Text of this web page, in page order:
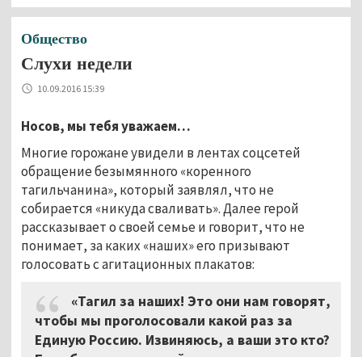
Общество
Слухи недели
10.09.2016 15:39
Носов, мы тебя уважаем…
Многие горожане увидели в лентах соцсетей
обращение безымянного «коренного
тагильчанина», который заявлял, что не
собирается «никуда сваливать». Далее герой
рассказывает о своей семье и говорит, что не
понимает, за каких «наших» его призывают
голосовать с агитационных плакатов:
«Тагил за наших! Это они нам говорят,
чтобы мы проголосовали какой раз за
Единую Россию. Извиняюсь, а ваши это кто?